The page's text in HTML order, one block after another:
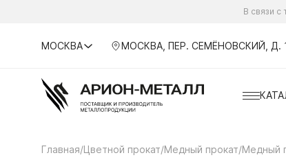
В связи
МОСКВА МОСКВА, ПЕР. СЕМЁНОВСКИЙ, Д.
Главная/Цветной прокат/Медный прокат/Медный